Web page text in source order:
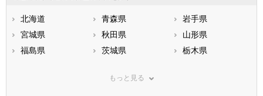
北海道 青森県
岩手県
宮城県
秋田県
山形県
福島県
茨城県
栃木県
神奈川県
もっと見る